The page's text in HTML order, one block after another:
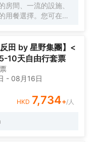
間、一流的設施、
用餐選擇。您可在空
田 by 星野集團】<
10天自由行套票
- 08月16日
HKD 7,734+/人